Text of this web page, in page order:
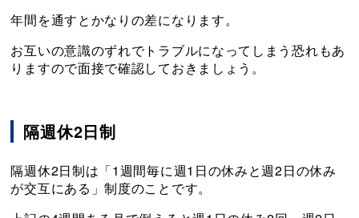
年間を通すとかなりの差になります。
お互いの意識のずれでトラブルになってしまう恐れもあ
りますので面接で確認しておきましょう。
隔週休2日制
隔週休2日制は「1週間毎に週1日の休みと週2日の休み
が交互にある」制度のことです。